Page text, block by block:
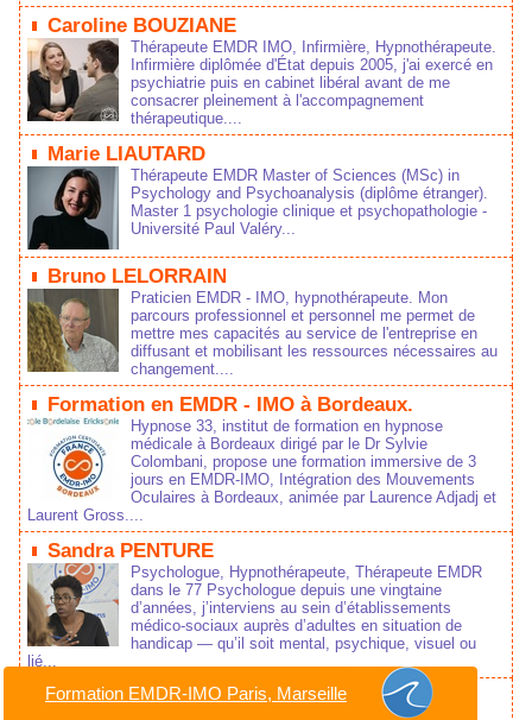
Caroline BOUZIANE
Thérapeute EMDR IMO, Infirmière, Hypnothérapeute.
Infirmière diplômée d'État depuis 2005, j'ai exercé en
psychiatrie puis en cabinet libéral avant de me
consacrer pleinement à l'accompagnement
thérapeutique....
Marie LIAUTARD
Thérapeute EMDR Master of Sciences (MSc) in
Psychology and Psychoanalysis (diplôme étranger).
Master 1 psychologie clinique et psychopathologie -
Université Paul Valéry...
Bruno LELORRAIN
Praticien EMDR - IMO, hypnothérapeute. Mon
parcours professionnel et personnel me permet de
mettre mes capacités au service de l'entreprise en
diffusant et mobilisant les ressources nécessaires au
changement....
Formation en EMDR - IMO à Bordeaux.
Hypnose 33, institut de formation en hypnose
médicale à Bordeaux dirigé par le Dr Sylvie
Colombani, propose une formation immersive de 3
jours en EMDR-IMO, Intégration des Mouvements
Oculaires à Bordeaux, animée par Laurence Adjadj et
Laurent Gross....
Sandra PENTURE
Psychologue, Hypnothérapeute, Thérapeute EMDR
dans le 77 Psychologue depuis une vingtaine
d’années, j’interviens au sein d’établissements
médico‑sociaux auprès d’adultes en situation de
handicap — qu’il soit mental, psychique, visuel ou
lié...
Sophie VINAO
Formation EMDR-IMO Paris, Marseille